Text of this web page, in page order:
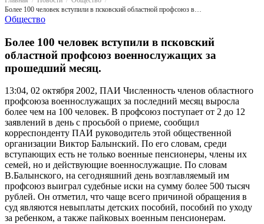
Более 100 человек вступили в псковский областной профсоюз военнослужащих за прошедший месяц.
Общество
Более 100 человек вступили в псковский
областной профсоюз военнослужащих за
прошедший месяц.
13:04, 02 октября 2002, ПАИ Численность членов областного
профсоюза военнослужащих за последний месяц выросла
более чем на 100 человек. В профсоюз поступает от 2 до 12
заявлений в день с просьбой о приеме, сообщил
корреспонденту ПАИ руководитель этой общественной
организации Виктор Балынский. По его словам, среди
вступающих есть не только военные пенсионеры, члены их
семей, но и действующие военнослужащие. По словам
В.Балынского, на сегодняшний день возглавляемый им
профсоюз выиграл судебные иски на сумму более 500 тысяч
рублей. Он отметил, что чаще всего причиной обращения в
суд являются невыплаты детских пособий, пособий по уходу
за ребенком, а также пайковых военным пенсионерам.